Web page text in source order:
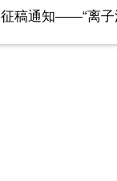
征稿通知——“离子